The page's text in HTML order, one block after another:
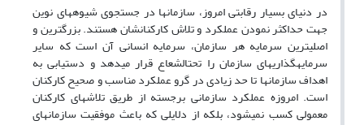
در دنیای بسیار رقابتی امروز، سازمان­ها در جستجوی شیوه­های نوین
جهت حداکثر نمودن عملکرد و تلاش کارکنان­شان هستند. بزرگ­ترین و
اصلی­ترین سرمایه هر سازمان، سرمایه انسانی آن است که سایر
سرمایه­گذاری­های سازمان را تحت­الشعاع قرار می­دهد و دستیابی به
اهداف سازمان­ها تا حد زیادی در گرو عملکرد مناسب و صحیح کارکنان
است. امروزه عملکرد سازمانی برجسته از طریق تلاش­های کارکنان
معمولی کسب نمی­شود، بلکه از دلایلی که باعث موفقیت سازمان­های